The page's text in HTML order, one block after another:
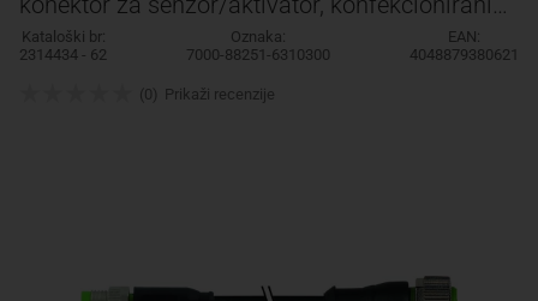
EAN
ili
3.00 m Broj polova: 4 1 St.
Kataloški br:
2314434 - 62
Oznaka:
7000-88251-6310300
EAN:
4048879380621
(0) Prikaži recenzije